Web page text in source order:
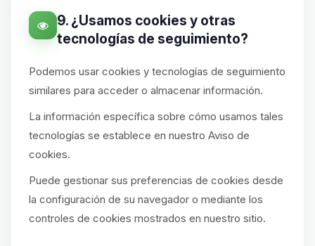
9. ¿Usamos cookies y otras
tecnologías de seguimiento?
Podemos usar cookies y tecnologías de seguimiento
similares para acceder o almacenar información.
La información específica sobre cómo usamos tales
tecnologías se establece en nuestro Aviso de
cookies.
Puede gestionar sus preferencias de cookies desde
la configuración de su navegador o mediante los
controles de cookies mostrados en nuestro sitio.